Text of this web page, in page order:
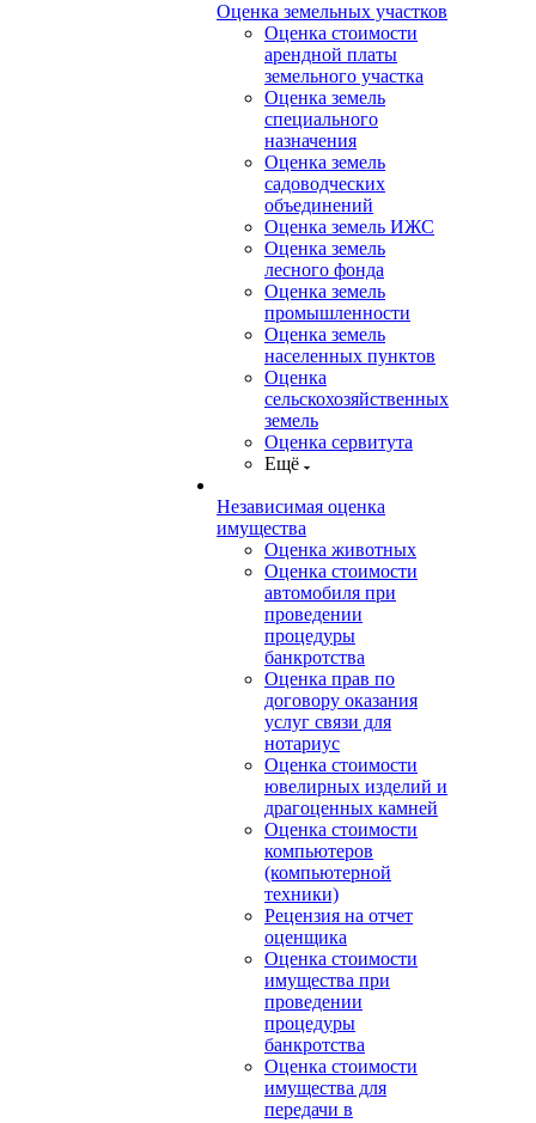
Оценка земельных участков
Оценка стоимости
арендной платы
земельного участка
Оценка земель
специального
назначения
Оценка земель
садоводческих
объединений
Оценка земель ИЖС
Оценка земель
лесного фонда
Оценка земель
промышленности
Оценка земель
населенных пунктов
Оценка
сельскохозяйственных
земель
Оценка сервитута
Ещё
Независимая оценка
имущества
Оценка животных
Оценка стоимости
автомобиля при
проведении
процедуры
банкротства
Оценка прав по
договору оказания
услуг связи для
нотариус
Оценка стоимости
ювелирных изделий и
драгоценных камней
Оценка стоимости
компьютеров
(компьютерной
техники)
Рецензия на отчет
оценщика
Оценка стоимости
имущества при
проведении
процедуры
банкротства
Оценка стоимости
имущества для
передачи в